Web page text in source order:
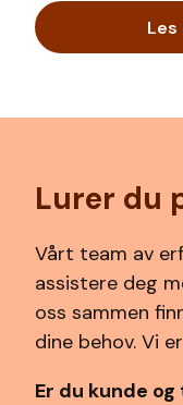
Lurer du
Vårt team av
assistere deg
oss sammen
dine behov. Vi
Er du kunde